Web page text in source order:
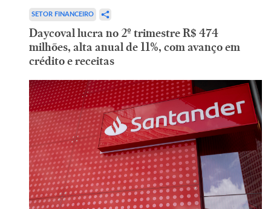
SETOR FINANCEIRO
Daycoval lucra no 2º trimestre R$ 474
milhões, alta anual de 11%, com avanço em
crédito e receitas